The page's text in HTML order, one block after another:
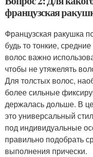
французская
Французская ракушка
будь то тонкие,
волос важно
чтобы не утяжелять
Для толстых волос,
более сильные
держалась дольше. В
это универсальный
под индивидуальные
правильно подобрать
выполнения прически.